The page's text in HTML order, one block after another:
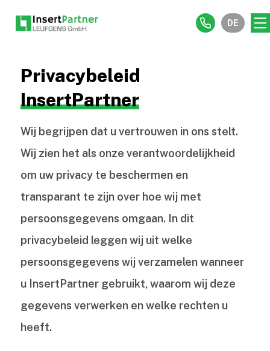
DE
Privacybeleid
InsertPartner
Wij begrijpen dat u vertrouwen in ons stelt.
Wij zien het als onze verantwoordelijkheid
om uw privacy te beschermen en
transparant te zijn over hoe wij met
persoonsgegevens omgaan. In dit
privacybeleid leggen wij uit welke
persoonsgegevens wij verzamelen wanneer
u InsertPartner gebruikt, waarom wij deze
gegevens verwerken en welke rechten u
heeft.